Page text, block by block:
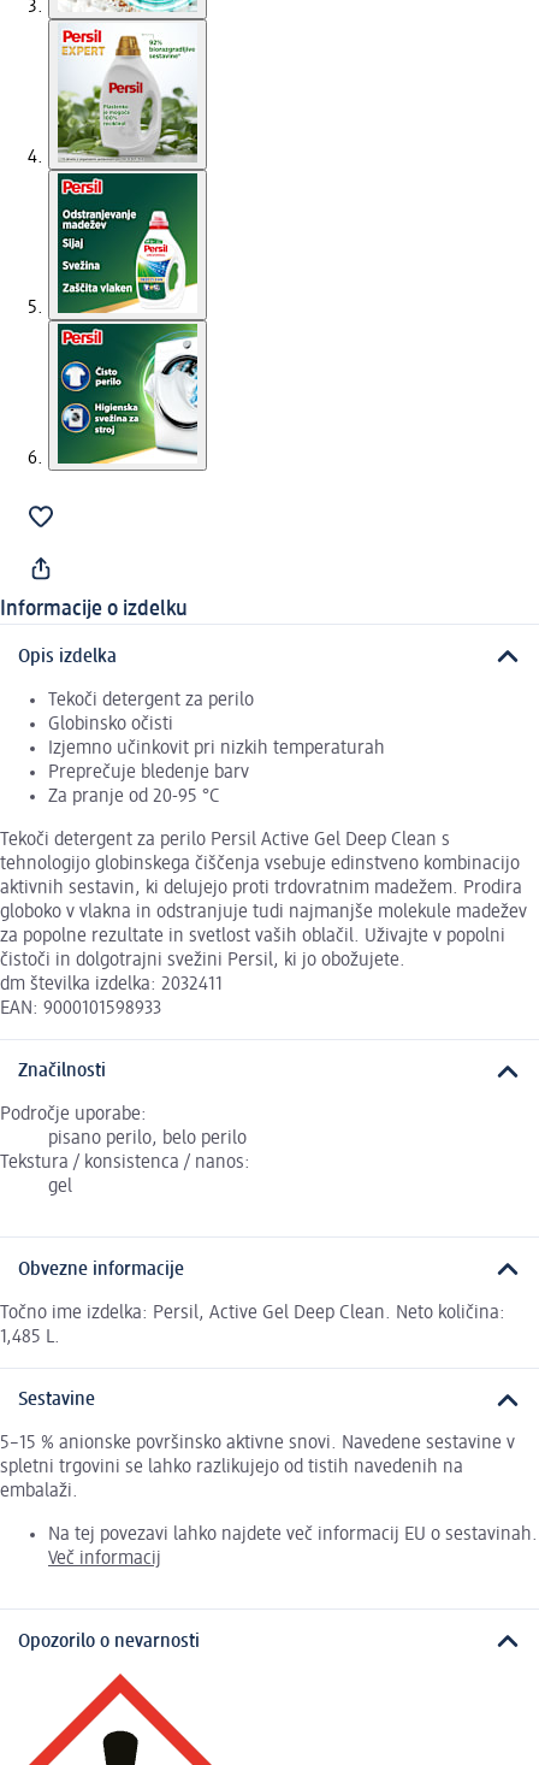
Informacije o izdelku
Opis izdelka
Tekoči detergent za perilo
Globinsko očisti
Izjemno učinkovit pri nizkih temperaturah
Preprečuje bledenje barv
Za pranje od 20-95 °C
Tekoči detergent za perilo Persil Active Gel Deep Clean s
tehnologijo globinskega čiščenja vsebuje edinstveno kombinacijo
aktivnih sestavin, ki delujejo proti trdovratnim madežem. Prodira
globoko v vlakna in odstranjuje tudi najmanjše molekule madežev
za popolne rezultate in svetlost vaših oblačil. Uživajte v popolni
čistoči in dolgotrajni svežini Persil, ki jo obožujete.
dm številka izdelka: 2032411
EAN: 9000101598933
Značilnosti
Področje uporabe:
pisano perilo, belo perilo
Tekstura / konsistenca / nanos:
gel
Obvezne informacije
Točno ime izdelka: Persil, Active Gel Deep Clean. Neto količina:
1,485 L.
Sestavine
5–15 % anionske površinsko aktivne snovi. Navedene sestavine v
spletni trgovini se lahko razlikujejo od tistih navedenih na
embalaži.
Na tej povezavi lahko najdete več informacij EU o sestavinah.
Več informacij
Opozorilo o nevarnosti